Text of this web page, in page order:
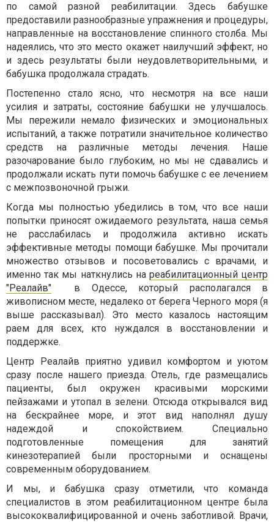
по самой разной реабилитации. Здесь бабушке
предоставили разнообразные упражнения и процедуры,
направленные на восстановление спинного столба. Мы
надеялись, что это место окажет наилучший эффект, но
и здесь результаты были неудовлетворительными, и
бабушка продолжала страдать.
Постепенно стало ясно, что несмотря на все наши
усилия и затраты, состояние бабушки не улучшалось.
Мы пережили немало физических и эмоциональных
испытаний, а также потратили значительное количество
средств на различные методы лечения. Наше
разочарование было глубоким, но мы не сдавались и
продолжали искать пути помочь бабушке с ее лечением
с межпозвоночной грыжи.
Когда мы полностью убедились в том, что все наши
попытки приносят ожидаемого результата, наша семья
не расслабилась и продолжила активно искать
эффективные методы помощи бабушке. Мы прочитали
множество отзывов и посоветовались с врачами, и
именно так мы наткнулись на реабилитационный центр
"Реалайв" в Одессе, который располагался в
живописном месте, недалеко от берега Черного моря (я
выше рассказывал). Это место казалось настоящим
раем для всех, кто нуждался в восстановлении и
поддержке.
Центр Реалайв приятно удивил комфортом и уютом
сразу после нашего приезда. Отель, где размещались
пациенты, был окружен красивыми морскими
пейзажами и утопал в зелени. Отсюда открывался вид
на бескрайнее море, и этот вид наполнял душу
надеждой и спокойствием. Специально
подготовленные помещения для занятий
кинезотерапией были просторными и оснащены
современным оборудованием.
И мы, и бабушка сразу отметили, что команда
специалистов в этом реабилитационном центре была
высококвалифицированной и очень заботливой. Врачи,